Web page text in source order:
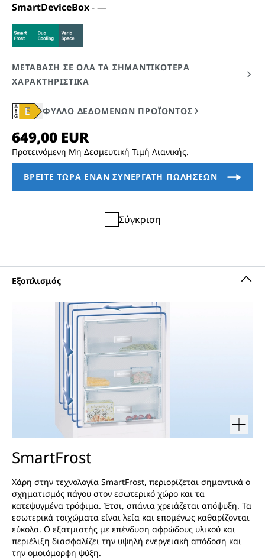
SmartDeviceBox-—
Προτεινόμενη Μη Δεσμευτική Τιμή Λιανικής.
Σύγκριση
SmartFrost
Χάρη στην τεχνολογία SmartFrost, περιορίζεται σημαντικά ο
σχηματισμός πάγου στον εσωτερικό χώρο και τα
κατεψυγμένα τρόφιμα. Έτσι, σπάνια χρειάζεται απόψυξη. Τα
εσωτερικά τοιχώματα είναι λεία και επομένως καθαρίζονται
εύκολα. Ο εξατμιστής με επένδυση αφρώδους υλικού και
περιέλιξη διασφαλίζει την υψηλή ενεργειακή απόδοση και
την ομοιόμορφη ψύξη.